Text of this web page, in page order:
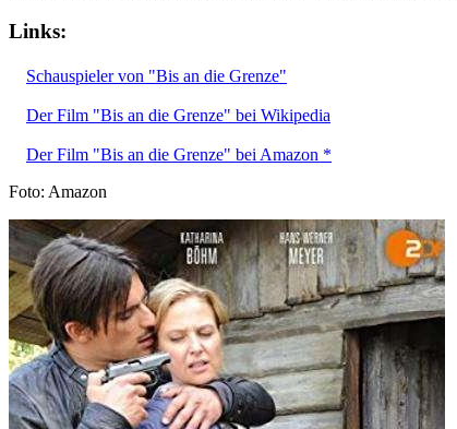
Links:
Schauspieler von "Bis an die Grenze"
Der Film "Bis an die Grenze" bei Wikipedia
Der Film "Bis an die Grenze" bei Amazon *
Foto: Amazon